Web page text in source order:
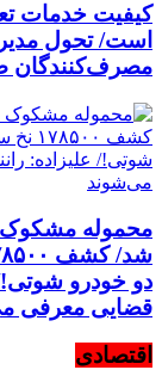
کیفیت خدمات
است/ تحول
مصرف‌کنندگان
محموله مشکوک
دو خودرو شوتی!/
قضایی معرفی
اقتصادی